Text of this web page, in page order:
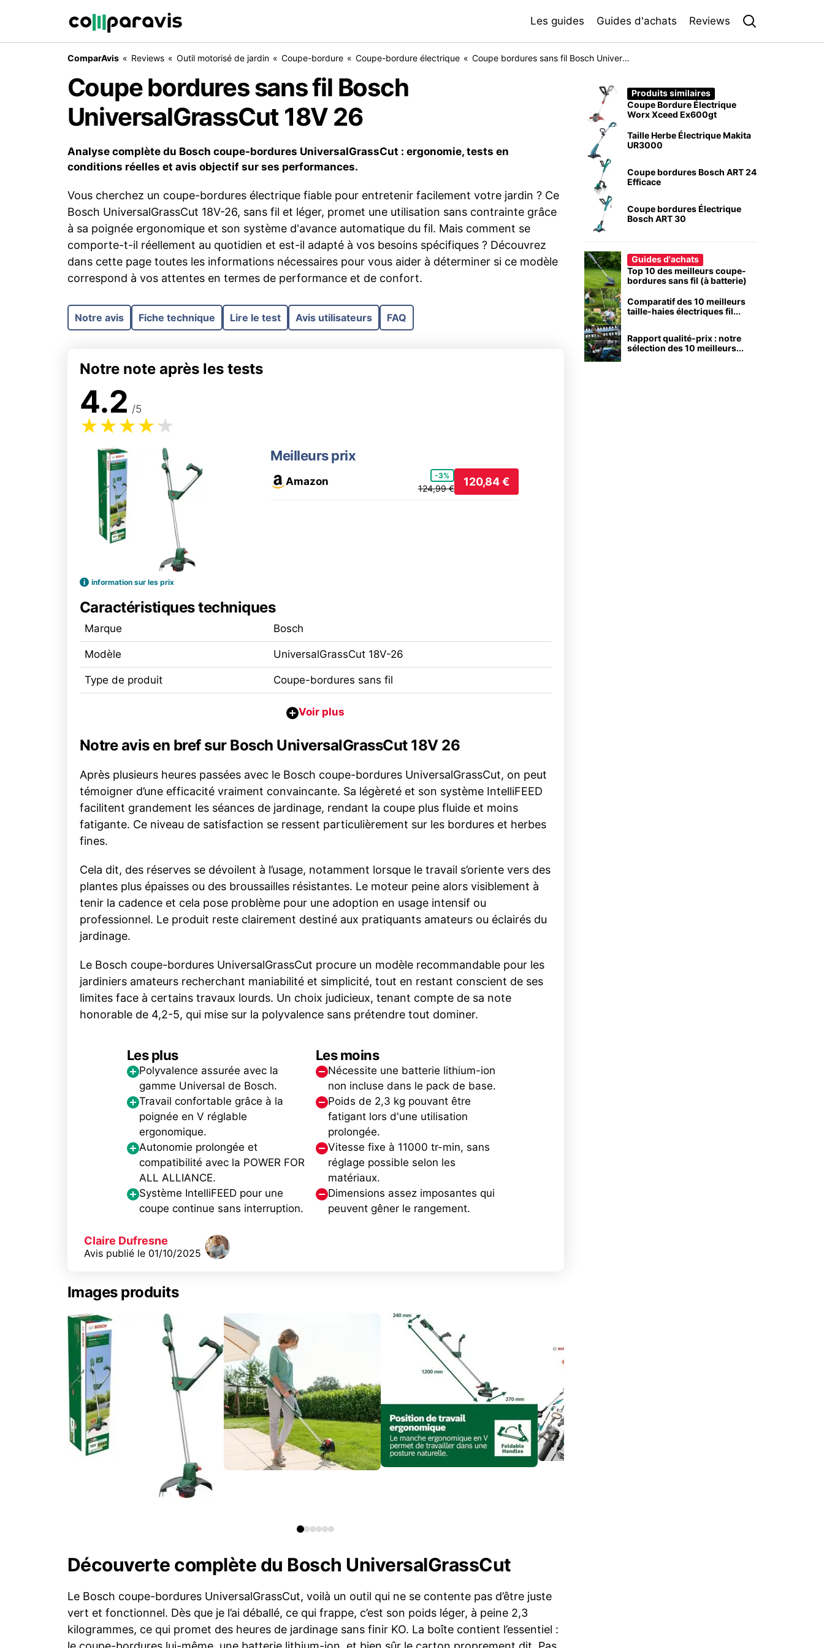
Les guides Guides d'achats Reviews
ComparAvis Reviews Outil motorisé de jardin Coupe-bordure Coupe-bordure électrique Coupe bordures sans fil Bosch UniversalGrassCut 18V 26
Coupe bordures sans fil Bosch
UniversalGrassCut 18V 26
Analyse complète du Bosch coupe-bordures UniversalGrassCut : ergonomie, tests en
conditions réelles et avis objectif sur ses performances.
Vous cherchez un coupe-bordures électrique fiable pour entretenir facilement votre jardin ? Ce
Bosch UniversalGrassCut 18V-26, sans fil et léger, promet une utilisation sans contrainte grâce
à sa poignée ergonomique et son système d'avance automatique du fil. Mais comment se
comporte-t-il réellement au quotidien et est-il adapté à vos besoins spécifiques ? Découvrez
dans cette page toutes les informations nécessaires pour vous aider à déterminer si ce modèle
correspond à vos attentes en termes de performance et de confort.
Notre avis Fiche technique Lire le test Avis utilisateurs FAQ
Notre note après les tests
4.2 /5
Meilleurs prix
Amazon -3%
124,99 €
120,84 €
i information sur les prix
Caractéristiques techniques
Marque Bosch
Modèle UniversalGrassCut 18V-26
Type de produit Coupe-bordures sans fil
Notre avis en bref sur Bosch UniversalGrassCut 18V 26
Après plusieurs heures passées avec le Bosch coupe-bordures UniversalGrassCut, on peut
témoigner d’une efficacité vraiment convaincante. Sa légèreté et son système IntelliFEED
facilitent grandement les séances de jardinage, rendant la coupe plus fluide et moins
fatigante. Ce niveau de satisfaction se ressent particulièrement sur les bordures et herbes
fines.
Cela dit, des réserves se dévoilent à l’usage, notamment lorsque le travail s’oriente vers des
plantes plus épaisses ou des broussailles résistantes. Le moteur peine alors visiblement à
tenir la cadence et cela pose problème pour une adoption en usage intensif ou
professionnel. Le produit reste clairement destiné aux pratiquants amateurs ou éclairés du
jardinage.
Le Bosch coupe-bordures UniversalGrassCut procure un modèle recommandable pour les
jardiniers amateurs recherchant maniabilité et simplicité, tout en restant conscient de ses
limites face à certains travaux lourds. Un choix judicieux, tenant compte de sa note
honorable de 4,2-5, qui mise sur la polyvalence sans prétendre tout dominer.
Les plus
Polyvalence assurée avec la
gamme Universal de Bosch.
Travail confortable grâce à la
poignée en V réglable
ergonomique.
Autonomie prolongée et
compatibilité avec la POWER FOR
ALL ALLIANCE.
Système IntelliFEED pour une
coupe continue sans interruption.
Les moins
Nécessite une batterie lithium-ion
non incluse dans le pack de base.
Poids de 2,3 kg pouvant être
fatigant lors d'une utilisation
prolongée.
Vitesse fixe à 11000 tr-min, sans
réglage possible selon les
matériaux.
Dimensions assez imposantes qui
peuvent gêner le rangement.
Claire Dufresne
Avis publié le 01/10/2025
Images produits
Découverte complète du Bosch UniversalGrassCut
Le Bosch coupe-bordures UniversalGrassCut, voilà un outil qui ne se contente pas d’être juste
vert et fonctionnel. Dès que je l’ai déballé, ce qui frappe, c’est son poids léger, à peine 2,3
kilogrammes, ce qui promet des heures de jardinage sans finir KO. La boîte contient l’essentiel :
Produits similaires
Coupe Bordure Électrique
Worx Xceed Ex600gt
Taille Herbe Électrique Makita
UR3000
Coupe bordures Bosch ART 24
Efficace
Coupe bordures Électrique
Bosch ART 30
Guides d'achats
Top 10 des meilleurs coupe-
bordures sans fil (à batterie)
Comparatif des 10 meilleurs
taille-haies électriques fil...
Rapport qualité-prix : notre
sélection des 10 meilleurs...